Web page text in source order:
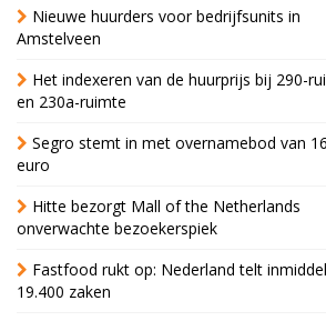
Nieuwe huurders voor bedrijfsunits in
Amstelveen
Het indexeren van de huurprijs bij 290-
en 230a-ruimte
Segro stemt in met overnamebod van
euro
Hitte bezorgt Mall of the Netherlands
onverwachte bezoekerspiek
Fastfood rukt op: Nederland telt
19.400 zaken